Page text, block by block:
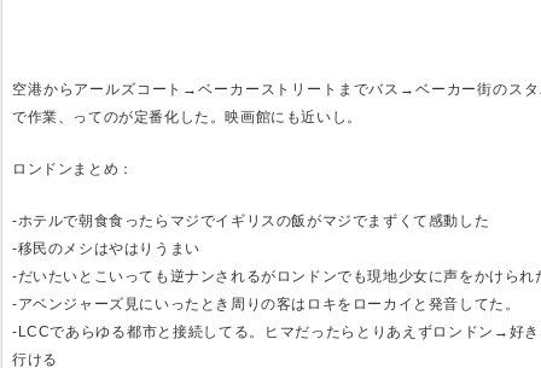
空港からアールズコート→ベーカーストリートまでバス→ベーカー街のス
で作業、ってのが定番化した。映画館にも近いし。
ロンドンまとめ：
-ホテルで朝食食ったらマジでイギリスの飯がマジでまずくて感動した
-移民のメシはやはりうまい
-だいたいとこいっても逆ナンされるがロンドンでも現地少女に声をかけられ
-アベンジャーズ見にいったとき周りの客はロキをローカイと発音してた。
-LCCであらゆる都市と接続してる。ヒマだったらとりあえずロンドン→好
行ける